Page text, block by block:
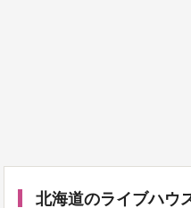
北海道のライブハウ